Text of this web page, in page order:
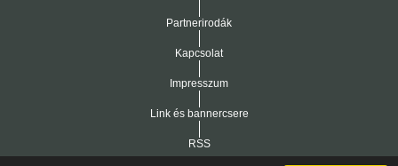
Partnerirodák
Kapcsolat
Impresszum
Link és bannercsere
RSS